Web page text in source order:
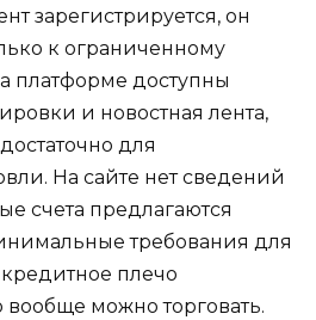
зарегистрируется, он
к ограниченному
платформе доступны
и новостная лента,
для
На сайте нет сведений
счета предлагаются
требования для
плечо
вообще можно торговать.